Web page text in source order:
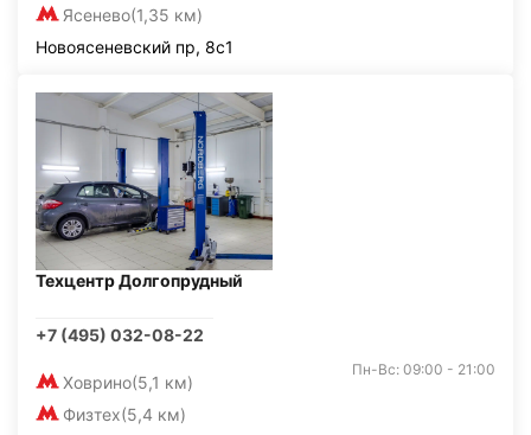
Ясенево(1,35 км)
Новоясеневский пр, 8с1
Техцентр Долгопрудный
+7 (495) 032-08-22
Ховрино(5,1 км)
Физтех(5,4 км)
Пн-Вс: 09:00 - 21:00